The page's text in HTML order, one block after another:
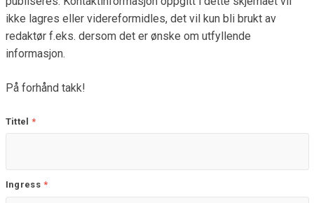
ikke lagres eller videreformidles, det vil kun bli brukt av
redaktør f.eks. dersom det er ønske om utfyllende
informasjon.
På forhånd takk!
Tittel*
Ingress *